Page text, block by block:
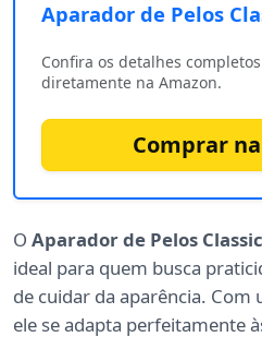
Aparador de Pelos
Confira os detalhes
diretamente na Amazon.
Comprar
O Aparador de Pelos
ideal para quem busca
de cuidar da aparência.
ele se adapta perfeitamente